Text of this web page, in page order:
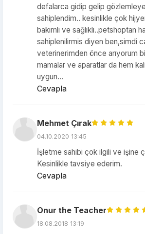
defalarca gidip gelip
sahiplendim.. kesinlikle çok
bakımlı ve sağlıklı..petshoptan
sahiplenilirmis diyen ben,simdi
veterinerimden önce arıyorum
mamalar ve aparatlar da hem
uygun...
Cevapla
Mehmet Çırak
04.10.2020 13:45
İşletme sahibi çok ilgili ve işine
Kesinlikle tavsiye ederim.
Cevapla
Onur the Teacher
18.08.2018 13:19